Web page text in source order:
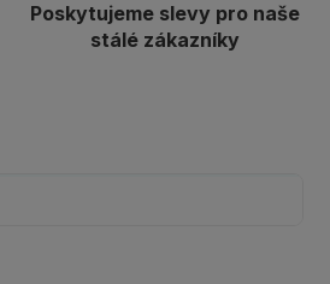
Poskytujeme slevy pro naše
stálé zákazníky